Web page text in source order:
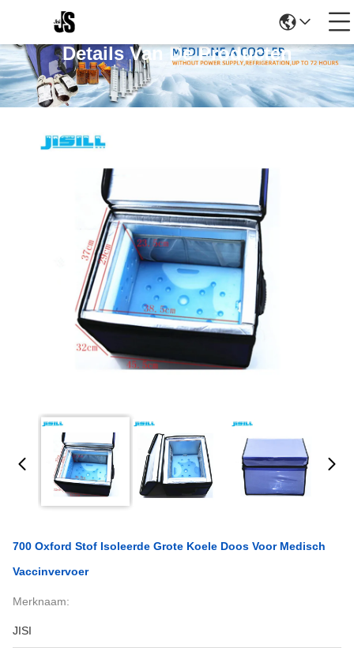
Details Van De Producten
700 Oxford Stof Isoleerde Grote Koele Doos Voor Medisch
Vaccinvervoer
Merknaam:
JISI